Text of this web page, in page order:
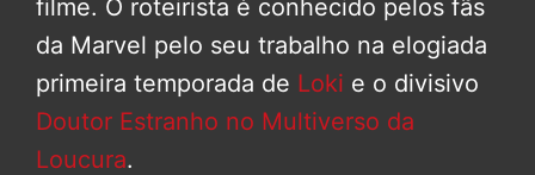
filme. O roteirista é conhecido pelos fãs
da Marvel pelo seu trabalho na elogiada
primeira temporada de Loki e o divisivo
Doutor Estranho no Multiverso da
Loucura.